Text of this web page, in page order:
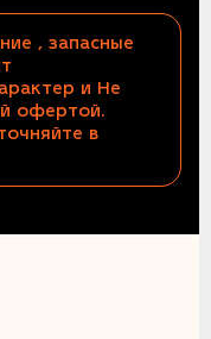
, запасные
и Не
офертой.
в